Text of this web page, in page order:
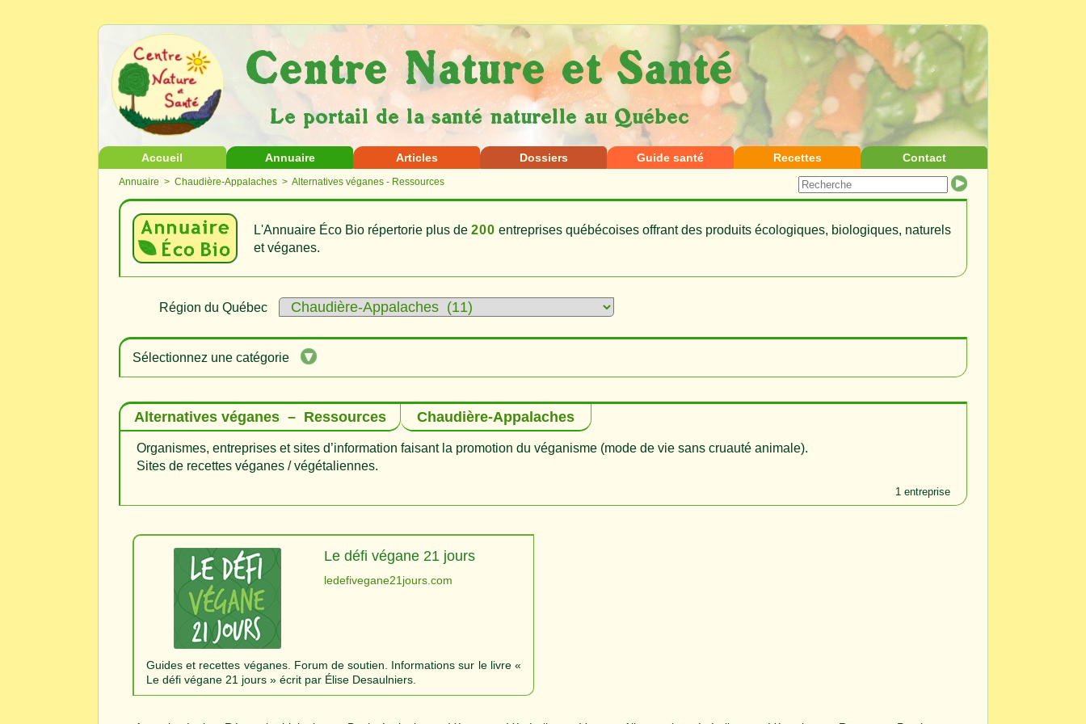
Accueil Annuaire Articles Dossiers Guide santé Recettes Contact
Annuaire > Chaudière-Appalaches > Alternatives véganes - Ressources
L'Annuaire Éco Bio répertorie plus de 200 entreprises québécoises offrant des produits écologiques, biologiques, naturels
et véganes.
Région du Québec
Sélectionnez une catégorie
Alternatives véganes – Ressources Chaudière-Appalaches
Organismes, entreprises et sites d’information faisant la promotion du véganisme (mode de vie sans cruauté animale).
Sites de recettes véganes / végétaliennes.
1 entreprise
Le défi végane 21 jours
ledefivegane21jours.com
Guides et recettes véganes. Forum de soutien. Informations sur le livre «
Le défi végane 21 jours » écrit par Élise Desaulniers.